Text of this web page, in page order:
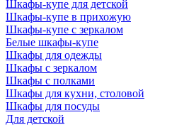
Шкафы-купе для детской
Шкафы-купе в прихожую
Шкафы-купе с зеркалом
Белые шкафы-купе
Шкафы для одежды
Шкафы с зеркалом
Шкафы с полками
Шкафы для кухни, столовой
Шкафы для посуды
Для детской